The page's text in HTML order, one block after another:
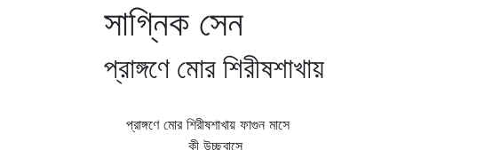
সাগ্নিক সেন
প্রাঙ্গণে মোর শিরীষশাখায়
প্রাঙ্গণে মোর শিরীষশাখায় ফাগুন মাসে
কী উচ্ছ্বাসে